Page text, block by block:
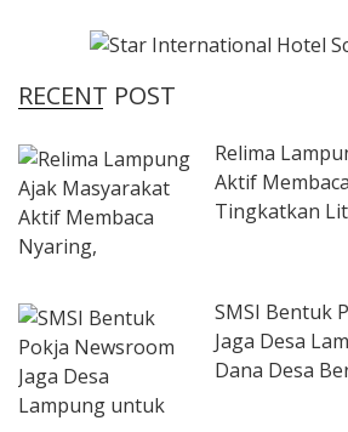
RECENT POST
Relima
Aktif
Tingkatkan
SMSI Bentuk
Jaga Desa
Dana Desa